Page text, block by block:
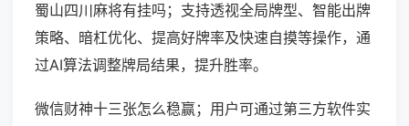
蜀山四川麻将有挂吗；支持透视全局牌型、智能出牌
策略、暗杠优化、提高好牌率及快速自摸等操作，通
过AI算法调整牌局结果，提升胜率。
微信财神十三张怎么稳赢；用户可通过第三方软件实